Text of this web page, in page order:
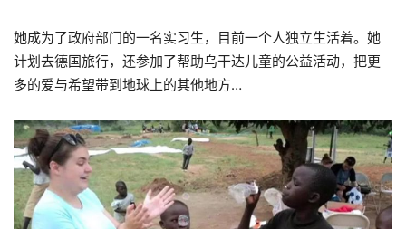
她成为了政府部门的一名实习生，目前一个人独立生活着。她
计划去德国旅行，还参加了帮助乌干达儿童的公益活动，把更
多的爱与希望带到地球上的其他地方…